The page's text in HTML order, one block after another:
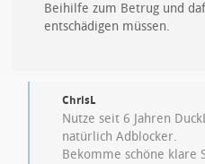
Beihilfe zum Betrug und
entschädigen müssen.
ChrisL
Nutze seit 6 Jahren
natürlich Adblocker.
Bekomme schöne klare